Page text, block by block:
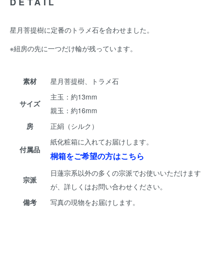
星月菩提樹に定番のトラメ石を合わせました。
※紐房の先に一つだけ輪が残っています。
素材 星月菩提樹、トラメ石
サイズ
主玉：約13mm
親玉：約16mm
房
正絹（シルク）
付属品
紙化粧箱に入れてお届けします。
桐箱をご希望の方はこちら
宗派
日蓮宗系以外の多くの宗派でお使いいただけます
が、詳しくはお問い合わせください。
備考
写真の現物をお届けします。